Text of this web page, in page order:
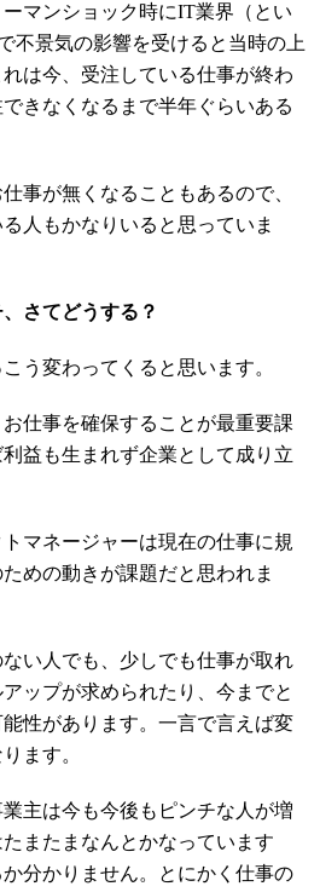
マンショック時にIT業界（とい
不景気の影響を受けると当時の上
は今、受注している仕事が終わ
きなくなるまで半年ぐらいある
事が無くなることもあるので、
人もかなりいると思っていま
さてどうする？
う変わってくると思います。
仕事を確保することが最重要課
益も生まれず企業として成り立
マネージャーは現在の仕事に規
めの動きが課題だと思われま
い人でも、少しでも仕事が取れ
ップが求められたり、今までと
性があります。一言で言えば変
ます。
主は今も今後もピンチな人が増
またまなんとかなっています
分かりません。とにかく仕事の